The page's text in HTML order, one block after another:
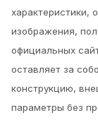
характеристики,
изображения,
официальных
оставляет за
конструкцию,
параметры без